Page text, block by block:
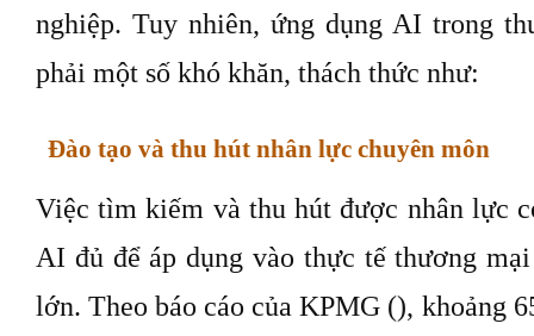
nghiệp. Tuy nhiên, ứng dụng AI trong
phải một số khó khăn, thách thức như:
Đào tạo và thu hút nhân lực chuyên môn
Việc tìm kiếm và thu hút được nhân lực
AI đủ để áp dụng vào thực tế thương
lớn. Theo báo cáo của KPMG (), khoảng